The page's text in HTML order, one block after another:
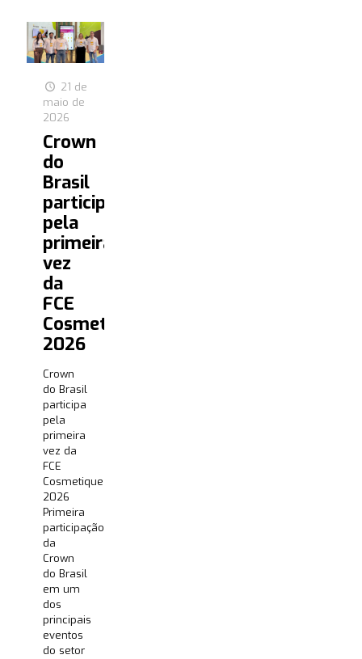
21 de
maio de
2026
Crown
do
Brasil
participa
pela
primeira
vez
da
FCE
Cosmetique
2026
Crown
do Brasil
participa
pela
primeira
vez da
FCE
Cosmetique
2026
Primeira
participação
da
Crown
do Brasil
em um
dos
principais
eventos
do setor